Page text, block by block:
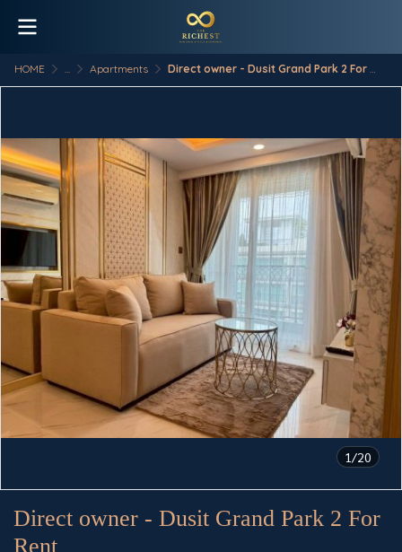
HOME ... Apartments Direct owner - Dusit Grand Park 2 For Rent
1/20
Direct owner - Dusit Grand Park 2 For
Rent